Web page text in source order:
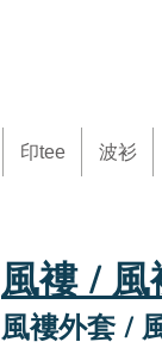
印tee 波衫
風褸 / 風
風褸外套 /